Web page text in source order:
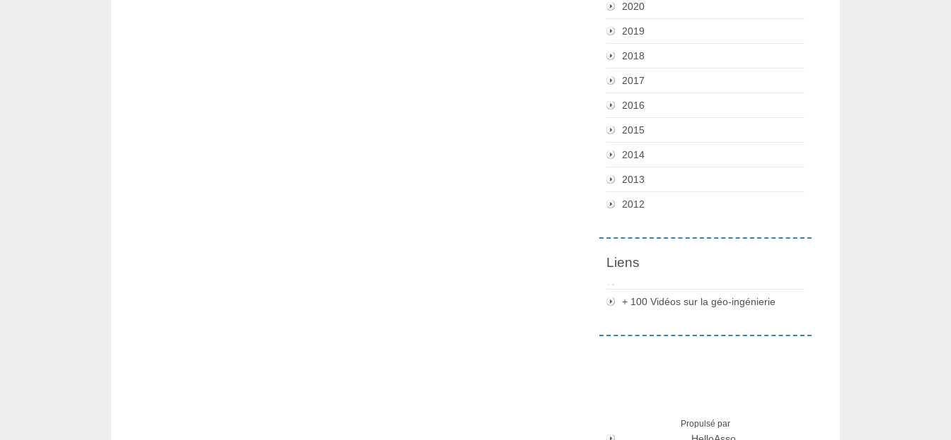
2020
2019
2018
2017
2016
2015
2014
2013
2012
Liens
+ 100 Vidéos sur la géo-ingénierie
Propulsé par